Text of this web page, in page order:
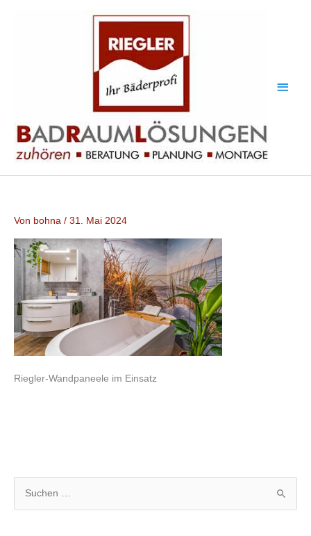
Von bohna / 31. Mai 2024
Riegler-Wandpaneele im Einsatz